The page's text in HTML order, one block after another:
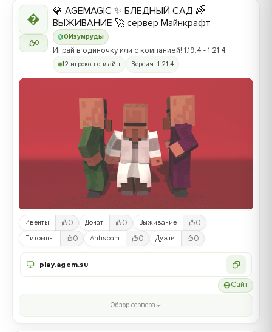

0
0 Изумруды
💎 AGEMAGIC ✨ БЛЕДНЫЙ САД 🌈
ВЫЖИВАНИЕ 🚀 сервер Майнкрафт
Играй в одиночку или с компанией! 1.19.4 - 1.21.4
12 игроков онлайн Версия: 1.21.4
Ивенты 0 Донат 0 Выживание 0
Питомцы 0 Antispam 0 Дуэли 0
play.agem.su
Сайт
Обзор сервера